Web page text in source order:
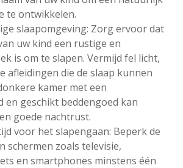
te ontwikkelen.
slaapomgeving: Zorg ervoor dat
uw kind een rustige en
is om te slapen. Vermijd fel licht,
afleidingen die de slaap kunnen
kamer met een
en geschikt beddengoed kan
goede nachtrust.
voor het slapengaan: Beperk de
schermen zoals televisie,
en smartphones minstens één